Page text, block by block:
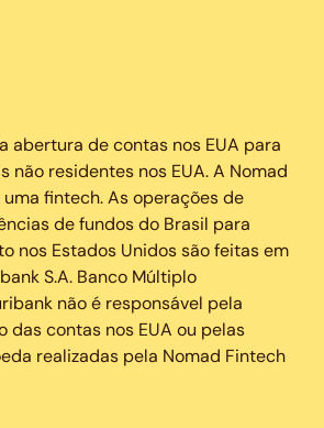
abertura de contas nos EUA para
não residentes nos EUA. A Nomad
uma fintech. As operações de
de fundos do Brasil para
nos Estados Unidos são feitas em
S.A. Banco Múltiplo
não é responsável pela
das contas nos EUA ou pelas
realizadas pela Nomad Fintech